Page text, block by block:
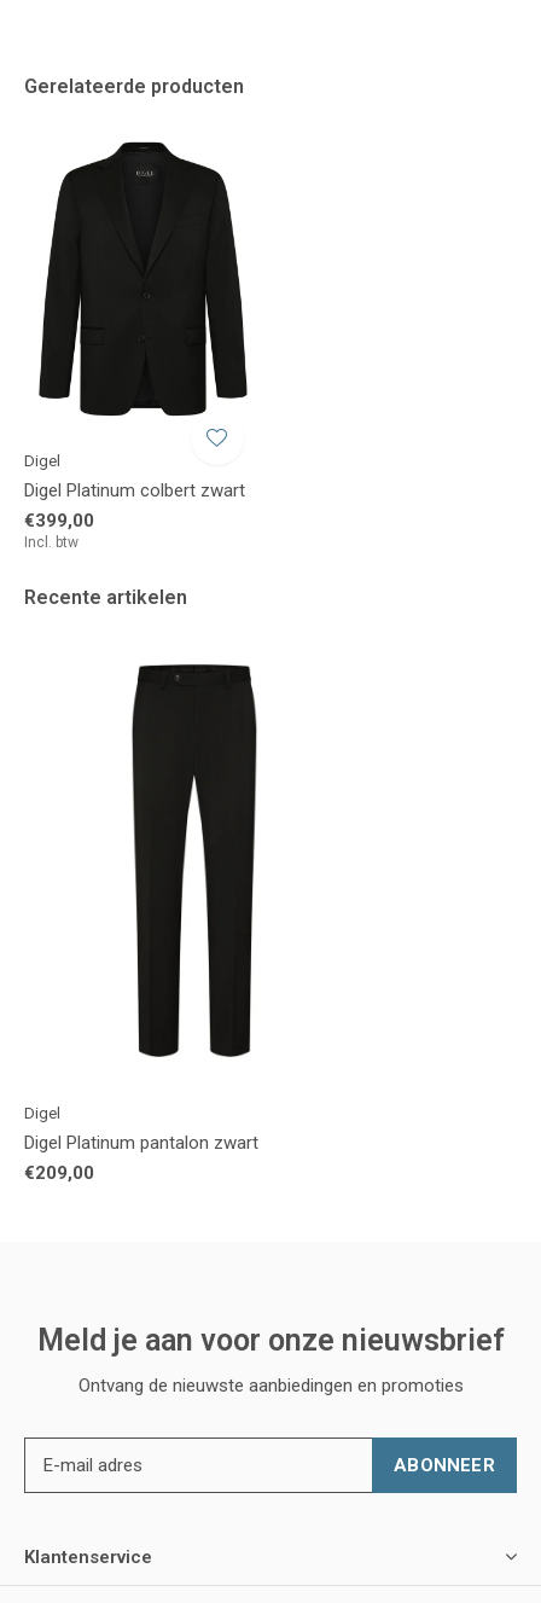
Gerelateerde producten
Digel
Digel Platinum colbert zwart
€399,00
Incl. btw
Recente artikelen
Digel
Digel Platinum pantalon zwart
€209,00
Meld je aan voor onze nieuwsbrief
Ontvang de nieuwste aanbiedingen en promoties
ABONNEER
Klantenservice